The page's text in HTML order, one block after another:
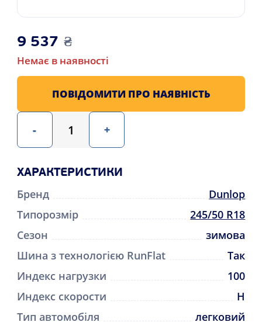
9 537 ₴
Немає в наявності
- +
ПОВІДОМИТИ ПРО НАЯВНІСТЬ
ХАРАКТЕРИСТИКИ
Бренд
Dunlop
Типорозмір
245/50 R18
Сезон
зимова
Шина з технологією RunFlat
Так
Индекс нагрузки
100
Индекс скорости
H
Тип автомобіля
легковий